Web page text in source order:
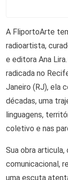
A FliportoArte
radioartista,
e editora Ana
radicada no
Janeiro (RJ), ela
décadas, uma
linguagens,
coletivo e nas
Sua obra articula,
comunicacional,
uma escuta